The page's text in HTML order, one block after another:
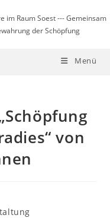
im Raum Soest --- Gemeinsam
der Schöpfung
Menü
von